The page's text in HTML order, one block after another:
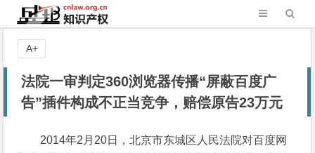
法院一审判定360浏览器传播“屏蔽百度广
告”插件构成不正当竞争，赔偿原告23万元
2014年2月20日，北京市东城区人民法院对百度网
A+